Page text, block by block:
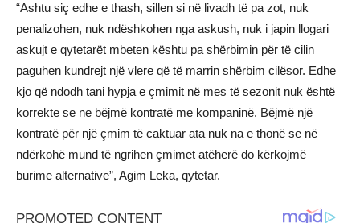
“Ashtu siç edhe e thash, sillen si në livadh të pa zot, nuk
penalizohen, nuk ndëshkohen nga askush, nuk i japin llogari
askujt e qytetarët mbeten kështu pa shërbimin për të cilin
paguhen kundrejt një vlere që të marrin shërbim cilësor. Edhe
kjo që ndodh tani hypja e çmimit në mes të sezonit nuk është
korrekte se ne bëjmë kontratë me kompaninë. Bëjmë një
kontratë për një çmim të caktuar ata nuk na e thonë se në
ndërkohë mund të ngrihen çmimet atëherë do kërkojmë
burime alternative”, Agim Leka, qytetar.